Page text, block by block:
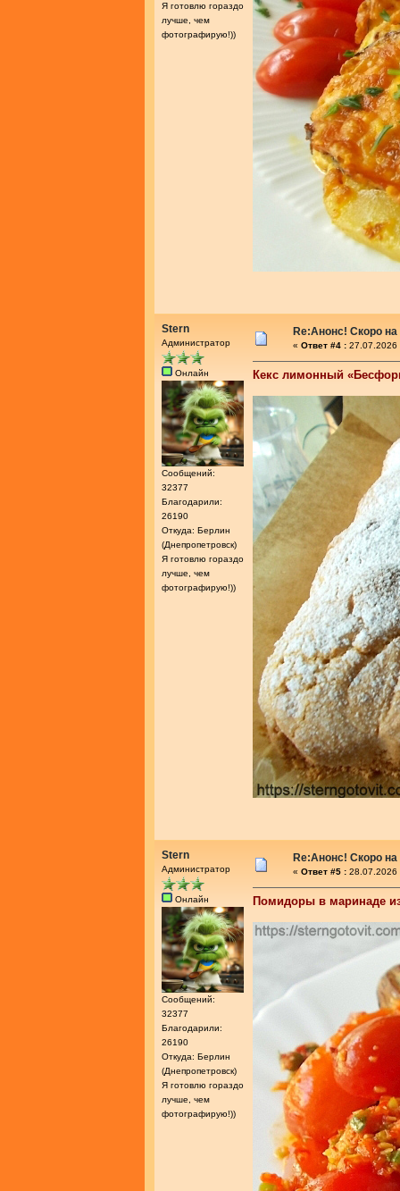
Я готовлю гораздо
лучше, чем
фотографирую!))
Stern
Администратор
Онлайн
Сообщений:
32377
Благодарили:
26190
Откуда: Берлин
(Днепропетровск)
Я готовлю гораздо
лучше, чем
фотографирую!))
Re:Анонс! Скоро
« Ответ #4 : 27.07.2026
Кекс лимонный
Stern
Администратор
Онлайн
Сообщений:
32377
Благодарили:
26190
Откуда: Берлин
(Днепропетровск)
Я готовлю гораздо
лучше, чем
фотографирую!))
Re:Анонс! Скоро
« Ответ #5 : 28.07.2026
Помидоры в маринаде